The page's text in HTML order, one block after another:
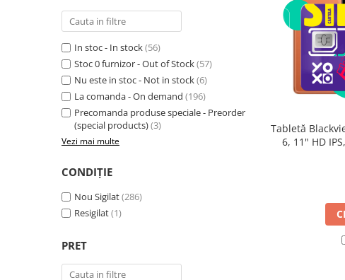
Telefoane mobile Oukitel
Telefoane mobile Ulefone
Telefoane mobile Unihertz
Telefoane mobile Cubot
Telefoane mobile Blackview
Telefoane mobile OSCAL
Telefoane mobile Fossibot
Telefoane mobile Lagenio
Telefoane mobile iSEN
Telefoane mobile F150
Telefoane mobile HUAWEI
Telefoane mobile Xiaomi
Telefoane mobile AGM
In stoc - In stock(56)
Stoc 0 furnizor - Out of Stock(57)
Nu este in stoc - Not in stock(6)
La comanda - On demand (196)
Precomanda produse speciale - Preorder
(special products)(3)
Vezi mai multe
CONDIȚIE
Nou Sigilat(286)
Resigilat(1)
PRET
Tabletă
6, 11" HD